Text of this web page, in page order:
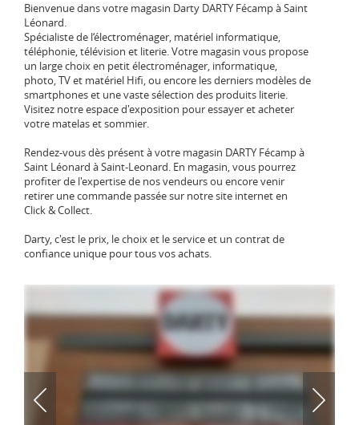
Bienvenue dans votre magasin Darty DARTY Fécamp à Saint
Léonard.
Spécialiste de l‘électroménager, matériel informatique,
téléphonie, télévision et literie. Votre magasin vous propose
un large choix en petit électroménager, informatique,
photo, TV et matériel Hifi, ou encore les derniers modèles de
smartphones et une vaste sélection des produits literie.
Visitez notre espace d'exposition pour essayer et acheter
votre matelas et sommier.
Rendez-vous dès présent à votre magasin DARTY Fécamp à
Saint Léonard à Saint-Leonard. En magasin, vous pourrez
profiter de l'expertise de nos vendeurs ou encore venir
retirer une commande passée sur notre site internet en
Click & Collect.
Darty, c'est le prix, le choix et le service et un contrat de
confiance unique pour tous vos achats.